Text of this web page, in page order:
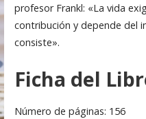
profesor Frankl: «La vida
contribución y depende del
consiste».
Ficha del
Número de páginas: 156